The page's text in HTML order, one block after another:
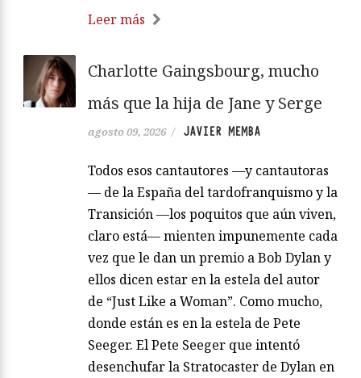
Leer más
Charlotte Gaingsbourg, mucho
más que la hija de Jane y Serge
agosto 09, 2026 / JAVIER MEMBA
Todos esos cantautores —y cantautoras
— de la España del tardofranquismo y la
Transición —los poquitos que aún viven,
claro está— mienten impunemente cada
vez que le dan un premio a Bob Dylan y
ellos dicen estar en la estela del autor
de “Just Like a Woman”. Como mucho,
donde están es en la estela de Pete
Seeger. El Pete Seeger que intentó
desenchufar la Stratocaster de Dylan en